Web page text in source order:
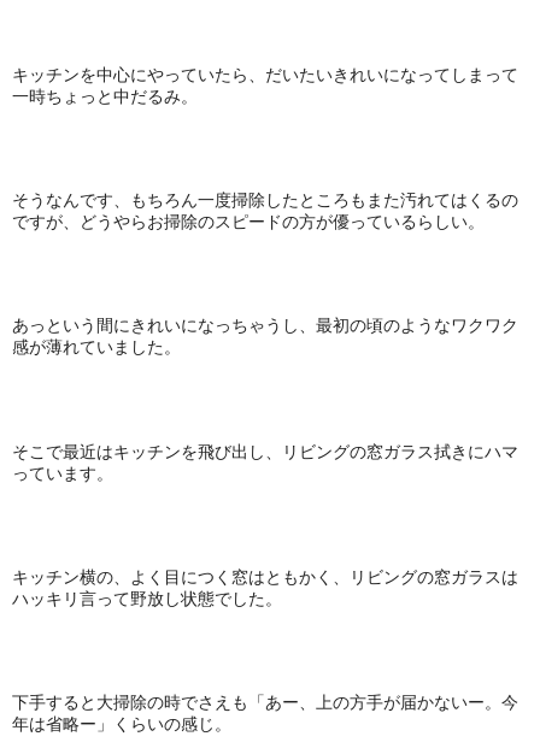
キッチンを中心にやっていたら、だいたいきれいになってしまって
一時ちょっと中だるみ。
そうなんです、もちろん一度掃除したところもまた汚れてはくるの
ですが、どうやらお掃除のスピードの方が優っているらしい。
あっという間にきれいになっちゃうし、最初の頃のようなワクワク
感が薄れていました。
そこで最近はキッチンを飛び出し、リビングの窓ガラス拭きにハマ
っています。
キッチン横の、よく目につく窓はともかく、リビングの窓ガラスは
ハッキリ言って野放し状態でした。
下手すると大掃除の時でさえも「あー、上の方手が届かないー。今
年は省略ー」くらいの感じ。